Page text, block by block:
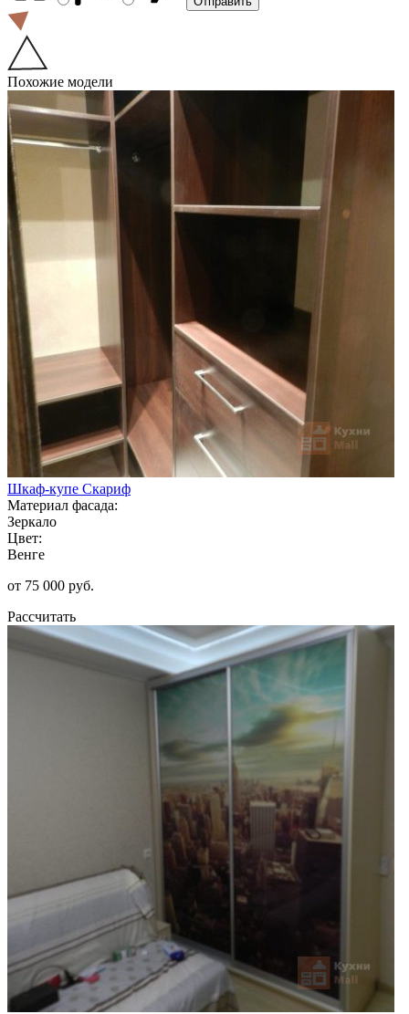
Похожие модели
Шкаф-купе Скариф
Материал фасада:
Зеркало
Цвет:
Венге
от 75 000 руб.
Рассчитать